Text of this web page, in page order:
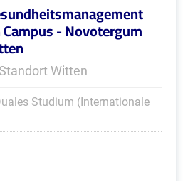
- Novotergum
Witten
Studium (Internationale